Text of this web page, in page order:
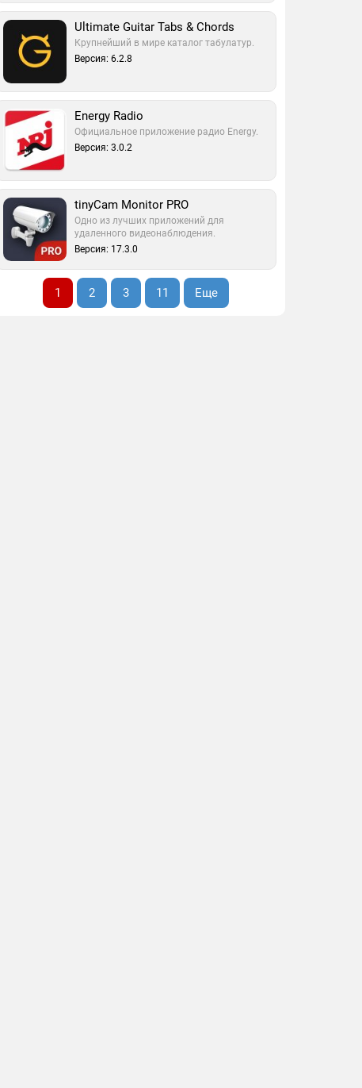
Ultimate Guitar Tabs & Chords
Крупнейший в мире каталог табулатур.
Версия: 6.2.8
Energy Radio
Официальное приложение радио Energy.
Версия: 3.0.2
tinyCam Monitor PRO
Одно из лучших приложений для
удаленного видеонаблюдения.
Версия: 17.3.0
1 2 3 11 Еще